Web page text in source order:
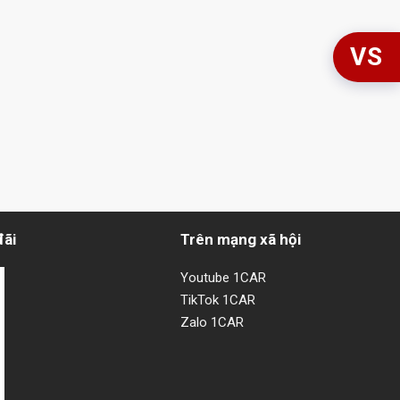
Trên mạng xã hội
Youtube 1CAR
TikTok 1CAR
Zalo 1CAR
VS